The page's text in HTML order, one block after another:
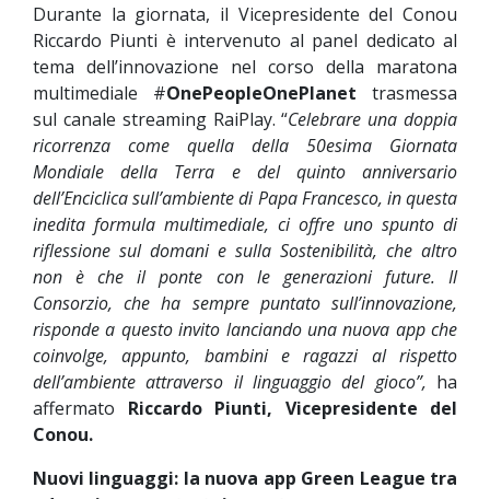
Durante la giornata, il Vicepresidente del Conou
Riccardo Piunti è intervenuto al panel dedicato al
tema dell’innovazione nel corso della maratona
multimediale #OnePeopleOnePlanet trasmessa
sul canale streaming RaiPlay. “Celebrare una doppia
ricorrenza come quella della 50esima Giornata
Mondiale della Terra e del quinto anniversario
dell’Enciclica sull’ambiente di Papa Francesco, in questa
inedita formula multimediale, ci offre uno spunto di
riflessione sul domani e sulla Sostenibilità, che altro
non è che il ponte con le generazioni future. Il
Consorzio, che ha sempre puntato sull’innovazione,
risponde a questo invito lanciando una nuova app che
coinvolge, appunto, bambini e ragazzi al rispetto
dell’ambiente attraverso il linguaggio del gioco”, ha
affermato Riccardo Piunti, Vicepresidente del
Conou.
Nuovi linguaggi: la nuova app Green League tra